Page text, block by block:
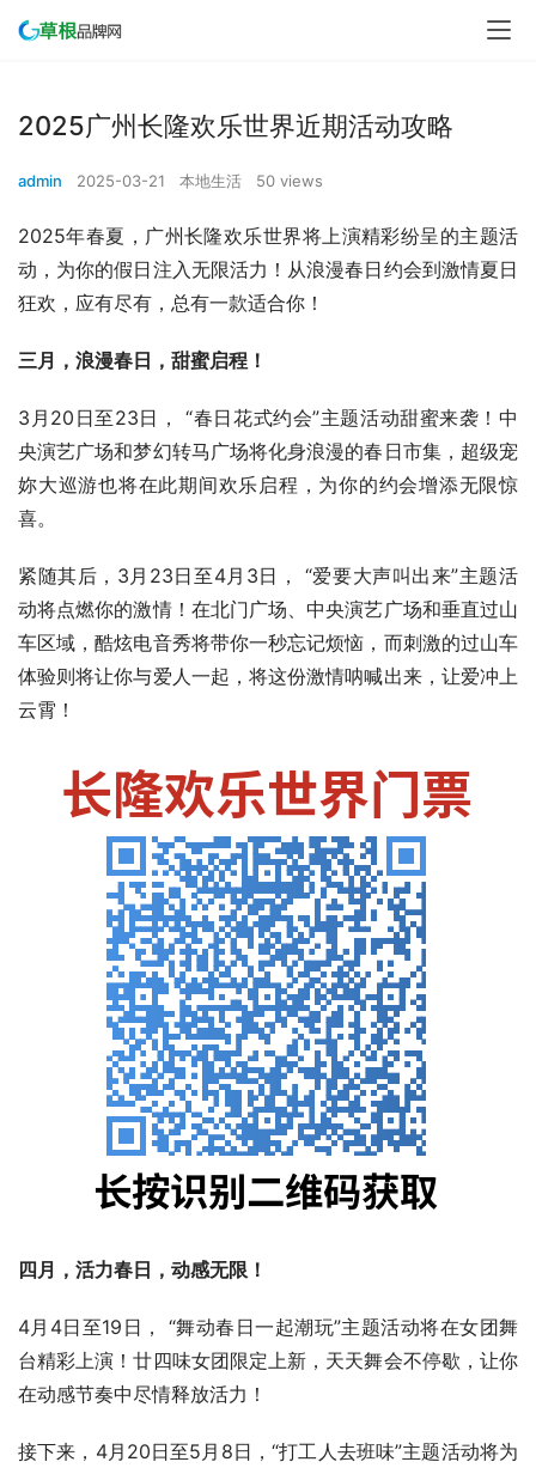
2025广州长隆欢乐世界近期活动攻略
admin 2025-03-21 本地生活 50 views
2025年春夏，广州长隆欢乐世界将上演精彩纷呈的主题活
动，为你的假日注入无限活力！从浪漫春日约会到激情夏日
狂欢，应有尽有，总有一款适合你！
三月，浪漫春日，甜蜜启程！
3月20日至23日， “春日花式约会”主题活动甜蜜来袭！中
央演艺广场和梦幻转马广场将化身浪漫的春日市集，超级宠
妳大巡游也将在此期间欢乐启程，为你的约会增添无限惊
喜。
紧随其后，3月23日至4月3日， “爱要大声叫出来”主题活
动将点燃你的激情！在北门广场、中央演艺广场和垂直过山
车区域，酷炫电音秀将带你一秒忘记烦恼，而刺激的过山车
体验则将让你与爱人一起，将这份激情呐喊出来，让爱冲上
云霄！
四月，活力春日，动感无限！
4月4日至19日， “舞动春日一起潮玩”主题活动将在女团舞
台精彩上演！廿四味女团限定上新，天天舞会不停歇，让你
在动感节奏中尽情释放活力！
接下来，4月20日至5月8日，“打工人去班味”主题活动将为